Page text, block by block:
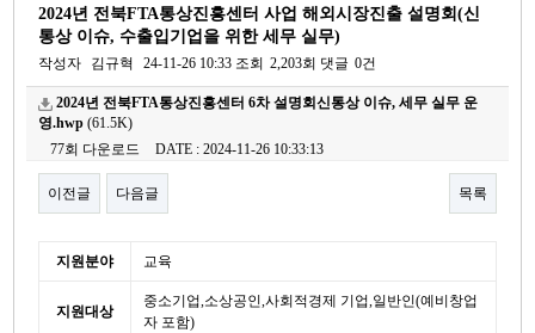
2024년 전북FTA통상진흥센터 사업 해외시장진출 설명회(신
통상 이슈, 수출입기업을 위한 세무 실무)
작성자 김규혁 24-11-26 10:33 조회 2,203회 댓글 0건
2024년 전북FTA통상진흥센터 6차 설명회신통상 이슈, 세무 실무 운
영.hwp (61.5K)
77회 다운로드
DATE : 2024-11-26 10:33:13
이전글 다음글 목록
본문
지원분야 교육
지원대상
중소기업,소상공인,사회적경제 기업,일반인(예비창업
자 포함)